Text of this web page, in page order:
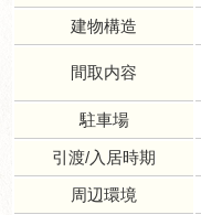
建物構造
間取内容
駐車場
引渡/入居時期
周辺環境